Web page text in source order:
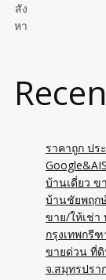
สัง
หา
ราคาถูก ป
บ้านเดี่ยว ข
บ้านชัยพฤก
ขาย/ให้เช่า
กรุงเทพกรี
ขายด่วน ที่ดิ
จ.สมุทรปรา